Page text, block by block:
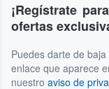
¡Regístrate
ofertas
Puedes darte de
enlace que aparece
nuestro aviso de